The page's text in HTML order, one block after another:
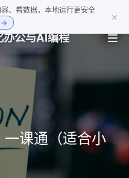
、看数据，本地运行更安全
→
×
公与AI编程
一课通（适合小